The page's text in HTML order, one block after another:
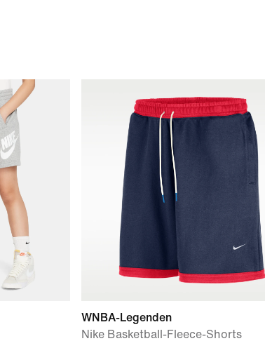
WNBA-Legenden
Nike Basketball-Fleece-Shorts